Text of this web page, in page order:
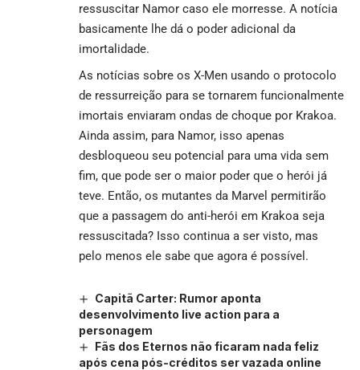
ressuscitar Namor caso ele morresse. A notícia
basicamente lhe dá o poder adicional da
imortalidade.
As notícias sobre os X-Men usando o protocolo
de ressurreição para se tornarem funcionalmente
imortais enviaram ondas de choque por Krakoa.
Ainda assim, para Namor, isso apenas
desbloqueou seu potencial para uma vida sem
fim, que pode ser o maior poder que o herói já
teve. Então, os mutantes da Marvel permitirão
que a passagem do anti-herói em Krakoa seja
ressuscitada? Isso continua a ser visto, mas
pelo menos ele sabe que agora é possível.
Capitã Carter: Rumor aponta
desenvolvimento live action para a
personagem
Fãs dos Eternos não ficaram nada feliz
após cena pós-créditos ser vazada online